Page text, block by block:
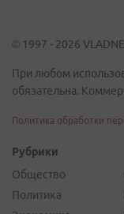
© 1997 - 2026
При любом
обязательна.
Политика обработки
Рубрики
Общество
Политика